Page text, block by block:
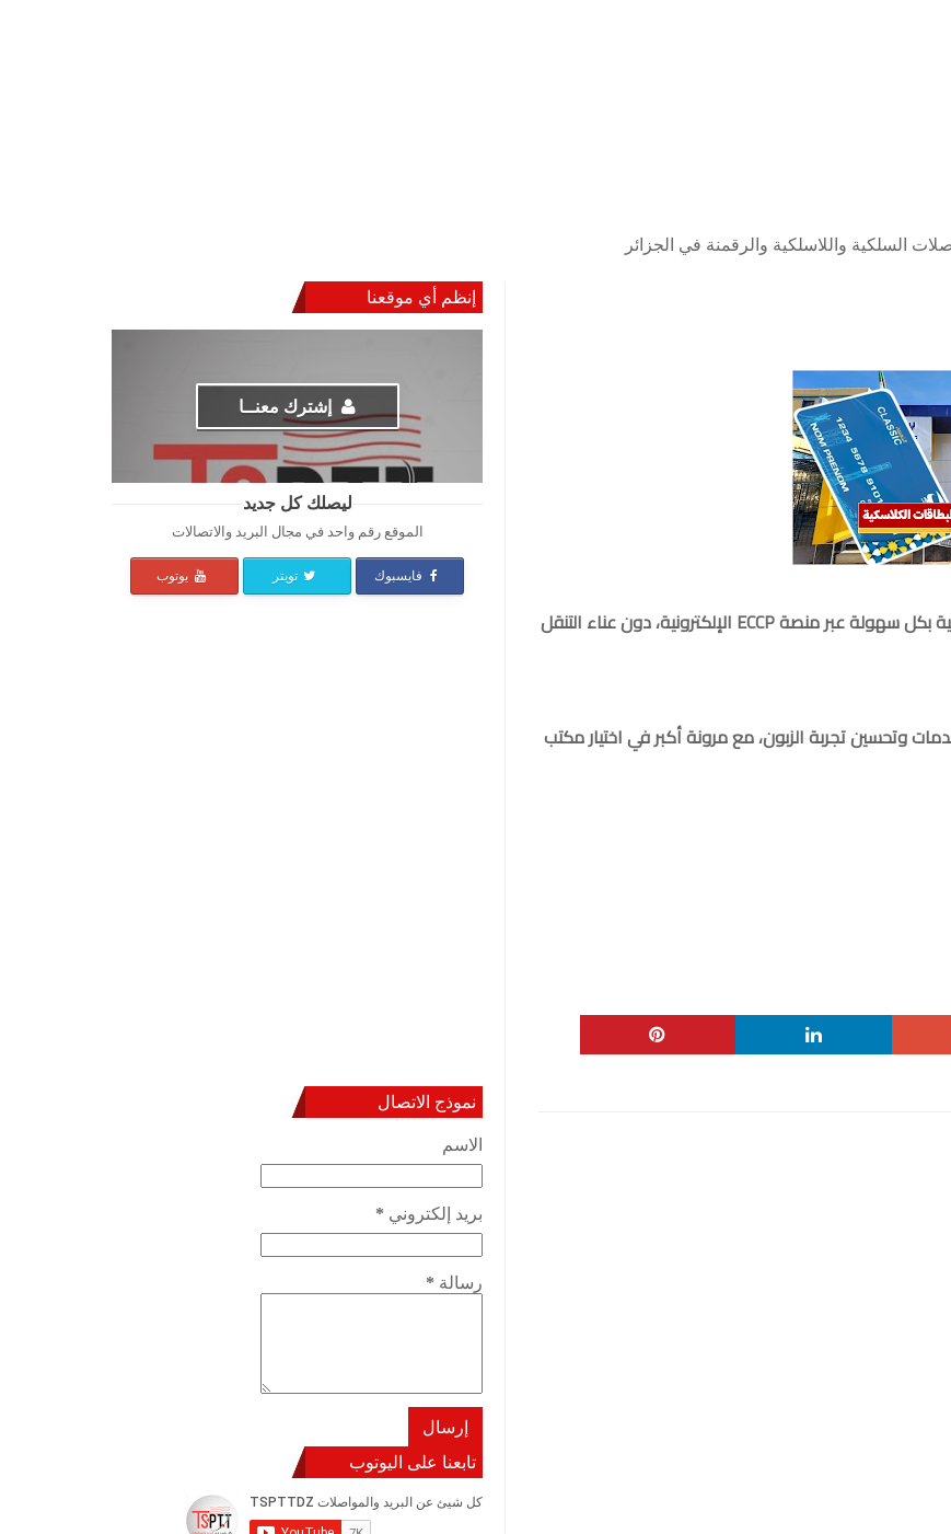
السلكية واللاسلكية والرقمنة في الجزائر
ابتداءً من الآن، يمكنك تغيير مكتب استلام البطاقة الكلاسيكية بكل سهولة عبر منصة ECCP الإلكترونية، دون عناء التنقل
تجربة الزبون، مع مرونة أكبر في اختيار مكتب
إنظم أي موقعنا
إشترك معنــا
ليصلك كل جديد
الموقع رقم واحد في مجال البريد والاتصالات
فايسبوك تويتر يوتوب
نموذج الاتصال
الاسم
بريد إلكتروني *
رسالة *
تابعنا على اليوتوب